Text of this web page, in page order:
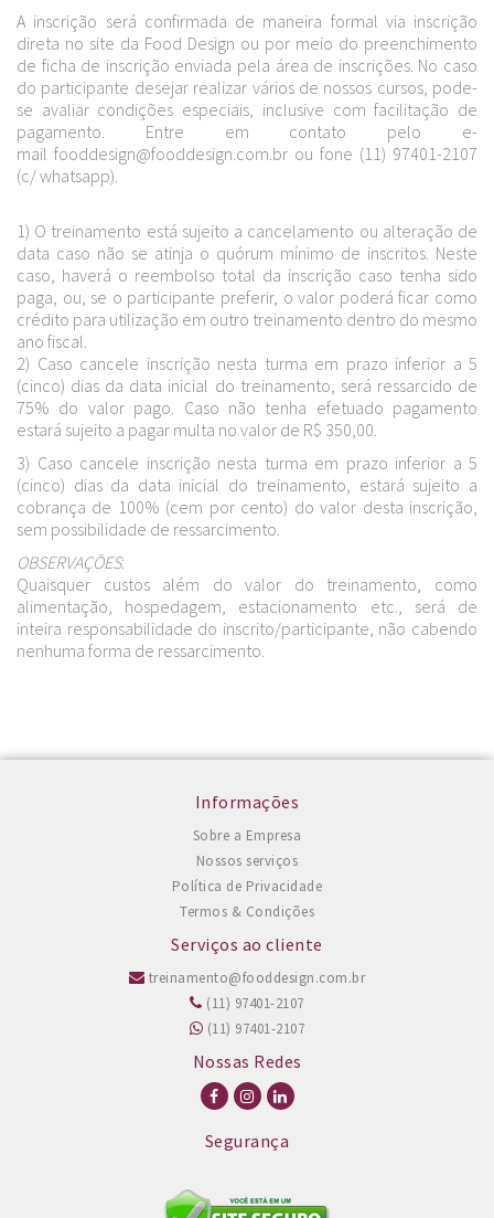
A inscrição será confirmada de maneira formal via inscrição
direta no site da Food Design ou por meio do preenchimento
de ficha de inscrição enviada pela área de inscrições. No caso
do participante desejar realizar vários de nossos cursos, pode-
se avaliar condições especiais, inclusive com facilitação de
pagamento. Entre em contato pelo e-
mail fooddesign@fooddesign.com.br ou fone (11) 97401-2107
(c/ whatsapp).
1) O treinamento está sujeito a cancelamento ou alteração de
data caso não se atinja o quórum mínimo de inscritos. Neste
caso, haverá o reembolso total da inscrição caso tenha sido
paga, ou, se o participante preferir, o valor poderá ficar como
crédito para utilização em outro treinamento dentro do mesmo
ano fiscal.
2) Caso cancele inscrição nesta turma em prazo inferior a 5
(cinco) dias da data inicial do treinamento, será ressarcido de
75% do valor pago. Caso não tenha efetuado pagamento
estará sujeito a pagar multa no valor de R$ 350,00.
3) Caso cancele inscrição nesta turma em prazo inferior a 5
(cinco) dias da data inicial do treinamento, estará sujeito a
cobrança de 100% (cem por cento) do valor desta inscrição,
sem possibilidade de ressarcimento.
OBSERVAÇŌES:
Quaisquer custos além do valor do treinamento, como
alimentação, hospedagem, estacionamento etc., será de
inteira responsabilidade do inscrito/participante, não cabendo
nenhuma forma de ressarcimento.
Informações
Sobre a Empresa
Nossos serviços
Política de Privacidade
Termos & Condições
Serviços ao cliente
treinamento@fooddesign.com.br
(11) 97401-2107
(11) 97401-2107
Nossas Redes
Segurança